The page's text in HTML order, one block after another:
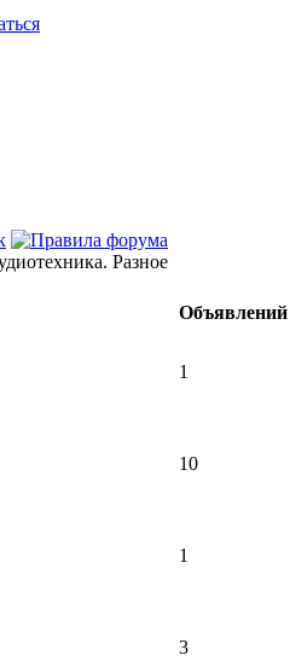
Разное
Объявлений
1
10
1
3